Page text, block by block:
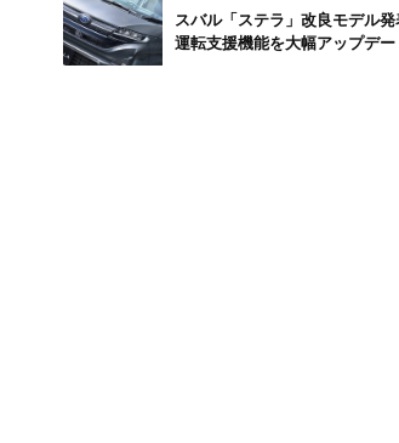
スバル「ステラ」改良モデル
運転支援機能を大幅アップデー